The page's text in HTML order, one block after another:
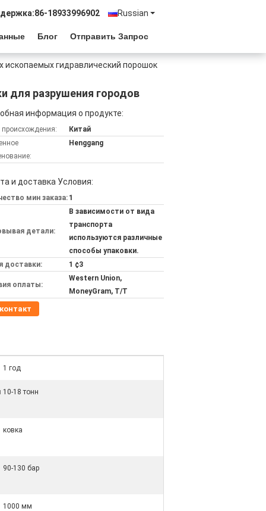
Russian
86-18933996902
Блог Отправить Запрос
ископаемых гидравлический порошок
для разрушения городов
информация о продукте:
происхождения:
Китай
Henggang
и доставка Условия:
мин заказа: 1
детали:
В зависимости от вида
транспорта
используются различные
способы упаковки.
доставки:
1 ¢3
оплаты:
Western Union,
MoneyGram, T/T
контакт
1 год
10-18 тонн
ковка
90-130 бар
1000 мм